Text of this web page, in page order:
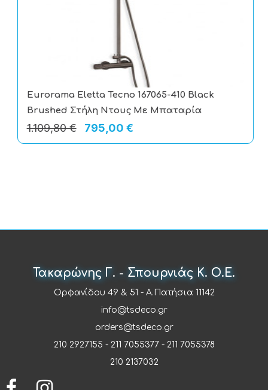
Eurorama Eletta Tecno 167065-410 Black
Brushed Στήλη Ντους Με Μπαταρία
795,00 €
1.109,80 €
Τακαρώνης Γ. - Σπουρνιάς Κ. Ο.Ε.
Ορφανίδου 49 & 51 - Α.Πατήσια 11142
info@tsdeco.gr
orders@tsdeco.gr
210 2927155 - 211 7055377- 211 7055378
210 2137032